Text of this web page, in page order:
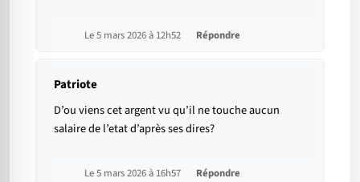
Le 5 mars 2026 à 12h52 Répondre
Patriote
D’ou viens cet argent vu qu’il ne touche aucun
salaire de l’etat d’après ses dires?
Le 5 mars 2026 à 16h57 Répondre